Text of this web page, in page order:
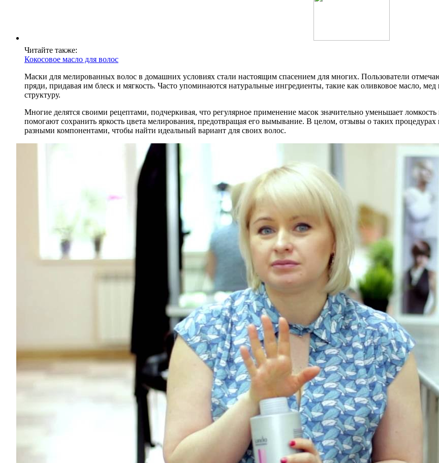
Читайте также:
Кокосовое масло для волос
Маски для мелированных волос в домашних условиях стали настоящим спасением для многих. Пользователи
пряди, придавая им блеск и мягкость. Часто упоминаются натуральные ингредиенты, такие как оливковое масло,
структуру.
Многие делятся своими рецептами, подчеркивая, что регулярное применение масок значительно уменьшает
помогают сохранить яркость цвета мелирования, предотвращая его вымывание. В целом, отзывы о таких
разными компонентами, чтобы найти идеальный вариант для своих волос.